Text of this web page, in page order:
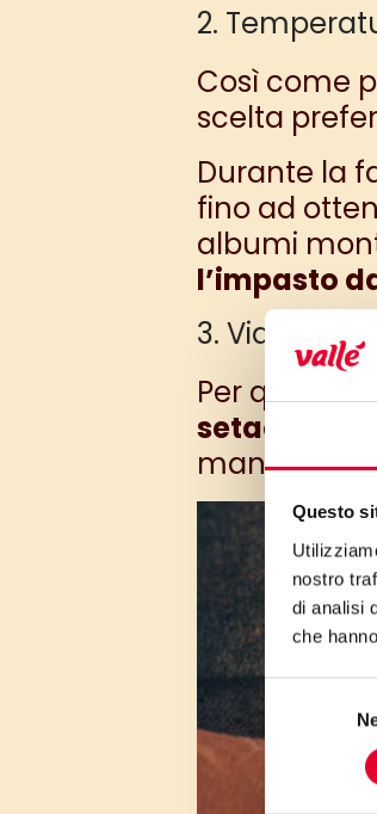
Questo
nostro
di analisi
che
2.
Così come
scelta
Durante la
fino ad
albumi
l’impasto
3. Via al
Per quanto
setacciarli